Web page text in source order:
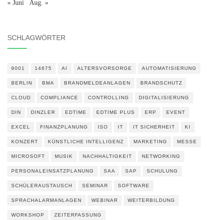
« Juni Aug. »
SCHLAGWÖRTER
9001 14675 AI ALTERSVORSORGE AUTOMATISIERUNG
BERLIN BMA BRANDMELDEANLAGEN BRANDSCHUTZ
CLOUD COMPLIANCE CONTROLLING DIGITALISIERUNG
DIN DINZLER EDTIME EDTIME PLUS ERP EVENT
EXCEL FINANZPLANUNG ISO IT IT SICHERHEIT KI
KONZERT KÜNSTLICHE INTELLIGENZ MARKETING MESSE
MICROSOFT MUSIK NACHHALTIGKEIT NETWORKING
PERSONALEINSATZPLANUNG SAA SAP SCHULUNG
SCHÜLERAUSTAUSCH SEMINAR SOFTWARE
SPRACHALARMANLAGEN WEBINAR WEITERBILDUNG
WORKSHOP ZEITERFASSUNG